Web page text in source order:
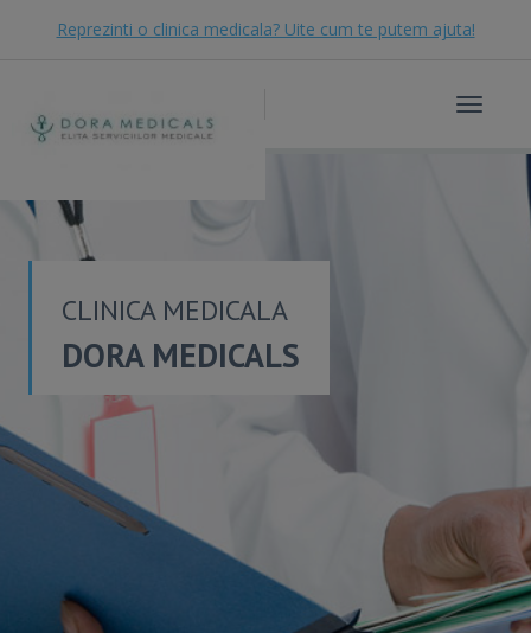
Reprezinti o clinica medicala? Uite cum te putem ajuta!
Toggle
CLINICA MEDICALA
DORA MEDICALS